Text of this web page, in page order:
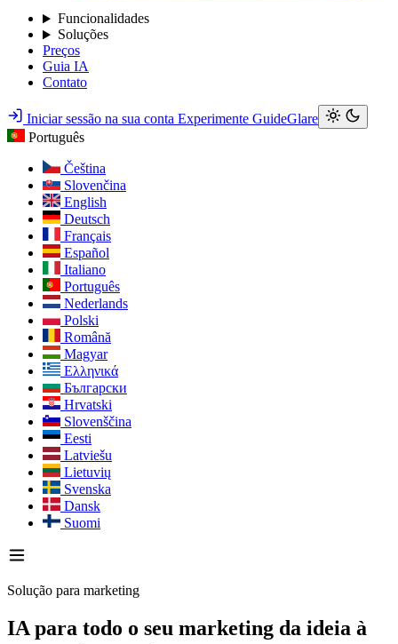
Funcionalidades
Soluções
Preços
Guia IA
Contato
Iniciar sessão na sua conta Experimente GuideGlare
Português
Čeština
Slovenčina
English
Deutsch
Français
Español
Italiano
Português
Nederlands
Polski
Română
Magyar
Ελληνικά
Български
Hrvatski
Slovenščina
Eesti
Latviešu
Lietuvių
Svenska
Dansk
Suomi
Solução para marketing
IA para todo o seu marketing da ideia à